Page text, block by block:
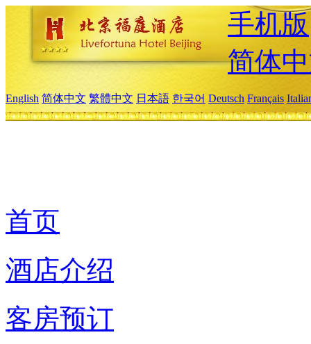
手机版
简体
English 简体中文 繁體中文 日本語 한국어 Deutsch Français
首页
酒店介绍
客房预订